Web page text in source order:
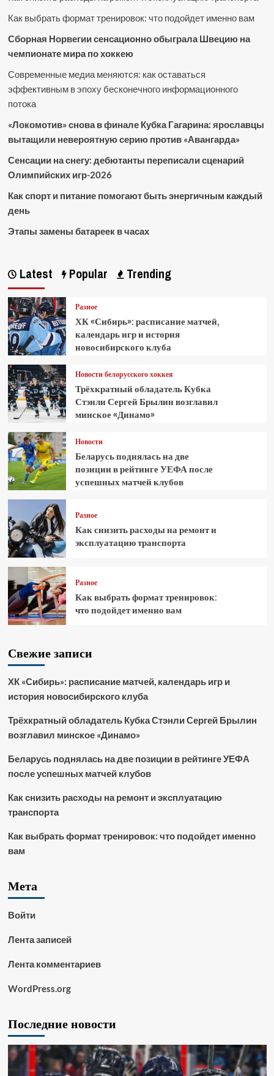
Как выбрать формат тренировок: что подойдет именно вам
Сборная Норвегии сенсационно обыграла Швецию на
чемпионате мира по хоккею
Современные медиа меняются: как оставаться
эффективным в эпоху бесконечного информационного
потока
«Локомотив» снова в финале Кубка Гагарина: ярославцы
вытащили невероятную серию против «Авангарда»
Сенсации на снегу: дебютанты переписали сценарий
Олимпийских игр-2026
Как спорт и питание помогают быть энергичным каждый
день
Этапы замены батареек в часах
Latest Popular Trending
Разное
ХК «Сибирь»: расписание матчей,
календарь игр и история
новосибирского клуба
Новости белорусского хоккея
Трёхкратный обладатель Кубка
Стэнли Сергей Брылин возглавил
минское «Динамо»
Новости
Беларусь поднялась на две
позиции в рейтинге УЕФА после
успешных матчей клубов
Разное
Как снизить расходы на ремонт и
эксплуатацию транспорта
Разное
Как выбрать формат тренировок:
что подойдет именно вам
Свежие записи
ХК «Сибирь»: расписание матчей, календарь игр и
история новосибирского клуба
Трёхкратный обладатель Кубка Стэнли Сергей Брылин
возглавил минское «Динамо»
Беларусь поднялась на две позиции в рейтинге УЕФА
после успешных матчей клубов
Как снизить расходы на ремонт и эксплуатацию
транспорта
Как выбрать формат тренировок: что подойдет именно
вам
Мета
Войти
Лента записей
Лента комментариев
WordPress.org
Последние новости